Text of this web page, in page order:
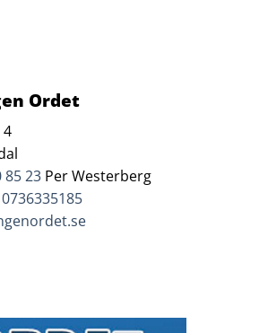
Ordet
4
85 23 Per Westerberg
0736335185